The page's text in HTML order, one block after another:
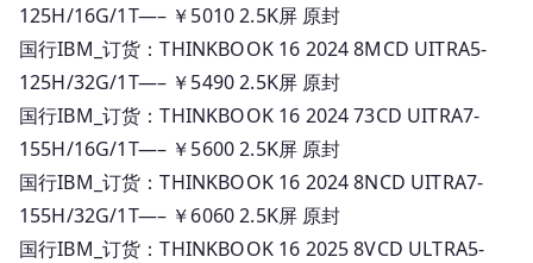
125H/16G/1T—– ￥5010 2.5K屏 原封
国行IBM_订货：THINKBOOK 16 2024 8MCD UITRA5-
125H/32G/1T—– ￥5490 2.5K屏 原封
国行IBM_订货：THINKBOOK 16 2024 73CD UITRA7-
155H/16G/1T—– ￥5600 2.5K屏 原封
国行IBM_订货：THINKBOOK 16 2024 8NCD UITRA7-
155H/32G/1T—– ￥6060 2.5K屏 原封
国行IBM_订货：THINKBOOK 16 2025 8VCD ULTRA5-